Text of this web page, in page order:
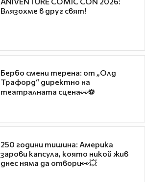
Влязохме в друг свят!
Бербо смени терена: от „Олд
Трафорд“ директно на
театралната сцена👀⚽
250 години тишина: Америка
зарови капсула, която никой жив
днес няма да отвори👀💥